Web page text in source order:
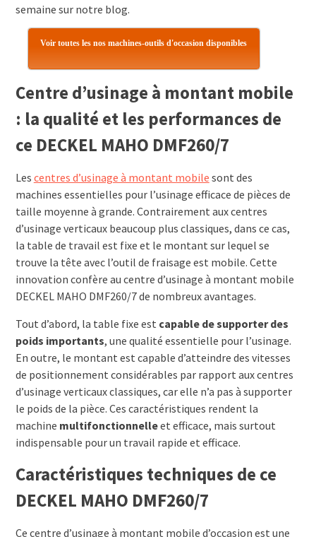
semaine sur notre blog.
Voir toutes les nos machines-outils d'occasion disponibles
Centre d’usinage à montant mobile
: la qualité et les performances de
ce DECKEL MAHO DMF260/7
Les centres d’usinage à montant mobile sont des
machines essentielles pour l’usinage efficace de pièces de
taille moyenne à grande. Contrairement aux centres
d’usinage verticaux beaucoup plus classiques, dans ce cas,
la table de travail est fixe et le montant sur lequel se
trouve la tête avec l’outil de fraisage est mobile. Cette
innovation confère au centre d’usinage à montant mobile
DECKEL MAHO DMF260/7 de nombreux avantages.
Tout d’abord, la table fixe est capable de supporter des
poids importants, une qualité essentielle pour l’usinage.
En outre, le montant est capable d’atteindre des vitesses
de positionnement considérables par rapport aux centres
d’usinage verticaux classiques, car elle n’a pas à supporter
le poids de la pièce. Ces caractéristiques rendent la
machine multifonctionnelleet efficace, mais surtout
indispensable pour un travail rapide et efficace.
Caractéristiques techniques de ce
DECKEL MAHO DMF260/7
Ce centre d’usinage à montant mobile d’occasion est une